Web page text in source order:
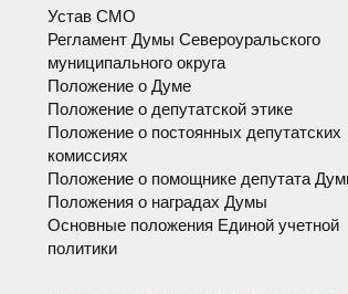
Устав СМО
Регламент Думы Североуральского
муниципального округа
Положение о Думе
Положение о депутатской этике
Положение о постоянных депутатских
комиссиях
Положение о помощнике депутата
Положения о наградах Думы
Основные положения Единой учетной
политики